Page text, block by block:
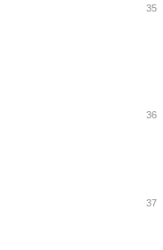
35
36
37